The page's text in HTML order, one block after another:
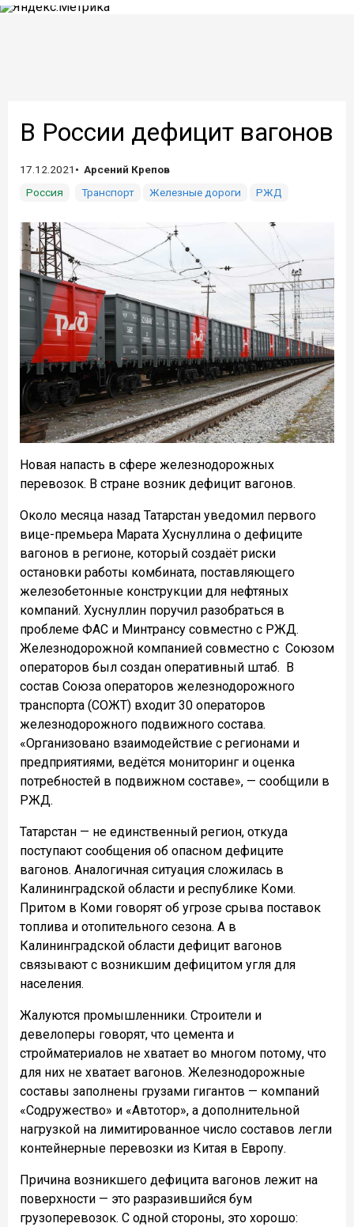
В России дефицит вагонов
17.12.2021
Арсений Крепов
Россия
Транспорт Железные дороги РЖД
Новая напасть в сфере железнодорожных
перевозок. В стране возник дефицит вагонов.
Около месяца назад Татарстан уведомил первого
вице-премьера Марата Хуснуллина о дефиците
вагонов в регионе, который создаёт риски
остановки работы комбината, поставляющего
железобетонные конструкции для нефтяных
компаний. Хуснуллин поручил разобраться в
проблеме ФАС и Минтрансу совместно с РЖД.
Железнодорожной компанией совместно с Союзом
операторов был создан оперативный штаб.
В
состав Союза операторов железнодорожного
транспорта (СОЖТ) входит 30 операторов
железнодорожного подвижного состава.
«Организовано взаимодействие с регионами и
предприятиями, ведётся мониторинг и оценка
потребностей в подвижном составе», — сообщили в
РЖД.
Татарстан — не единственный регион, откуда
поступают сообщения об опасном дефиците
вагонов. Аналогичная ситуация сложилась в
Калининградской области и республике Коми.
Притом в Коми говорят об угрозе срыва поставок
топлива и отопительного сезона. А в
Калининградской области дефицит вагонов
связывают с возникшим дефицитом угля для
населения.
Жалуются промышленники. Строители и
девелоперы говорят, что цемента и
стройматериалов не хватает во многом потому, что
для них не хватает вагонов. Железнодорожные
составы заполнены грузами гигантов — компаний
«Содружество» и «Автотор», а дополнительной
нагрузкой на лимитированное число составов легли
контейнерные перевозки из Китая в Европу.
Причина возникшего дефицита вагонов лежит на
поверхности — это разразившийся бум
грузоперевозок. С одной стороны, это хорошо: